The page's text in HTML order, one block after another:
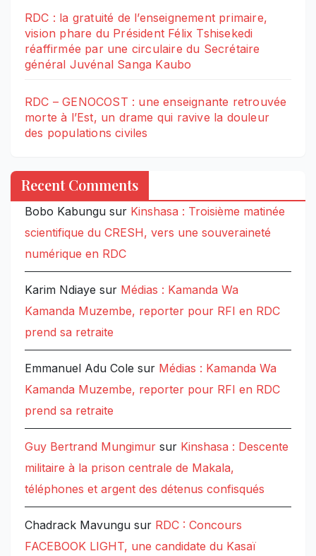
RDC : la gratuité de l’enseignement primaire,
vision phare du Président Félix Tshisekedi
réaffirmée par une circulaire du Secrétaire
général Juvénal Sanga Kaubo
RDC – GENOCOST : une enseignante retrouvée
morte à l’Est, un drame qui ravive la douleur
des populations civiles
Recent Comments
Bobo Kabungu sur Kinshasa : Troisième matinée
scientifique du CRESH, vers une souveraineté
numérique en RDC
Karim Ndiaye sur Médias : Kamanda Wa
Kamanda Muzembe, reporter pour RFI en RDC
prend sa retraite
Emmanuel Adu Cole sur Médias : Kamanda Wa
Kamanda Muzembe, reporter pour RFI en RDC
prend sa retraite
Guy Bertrand Mungimur sur Kinshasa : Descente
militaire à la prison centrale de Makala,
téléphones et argent des détenus confisqués
Chadrack Mavungu sur RDC : Concours
FACEBOOK LIGHT, une candidate du Kasaï